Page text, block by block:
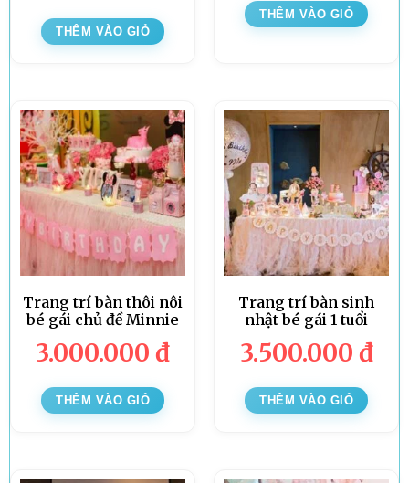
THÊM VÀO GIỎ
THÊM VÀO GIỎ
Trang trí bàn thôi nôi
bé gái chủ đề Minnie
3.000.000 đ
THÊM VÀO GIỎ
Trang trí bàn sinh
nhật bé gái 1 tuổi
3.500.000 đ
THÊM VÀO GIỎ